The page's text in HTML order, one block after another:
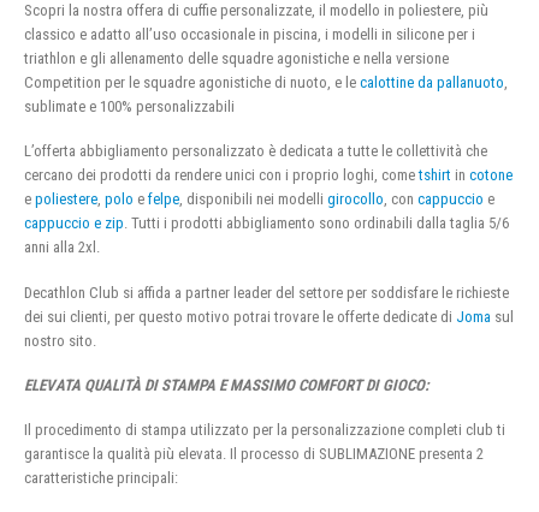
Scopri la nostra offera di cuffie personalizzate, il modello in poliestere, più
classico e adatto all’uso occasionale in piscina, i modelli in silicone per i
triathlon e gli allenamento delle squadre agonistiche e nella versione
Competition per le squadre agonistiche di nuoto, e le calottine da pallanuoto,
sublimate e 100% personalizzabili
L’offerta abbigliamento personalizzato è dedicata a tutte le collettività che
cercano dei prodotti da rendere unici con i proprio loghi, cometshirt in cotone
e poliestere, polo e felpe, disponibili nei modelli girocollo, con cappuccio e
cappuccio e zip. Tutti i prodotti abbigliamento sono ordinabili dalla taglia 5/6
anni alla 2xl.
Decathlon Club si affida a partner leader del settore per soddisfare le richieste
dei sui clienti, per questo motivo potrai trovare le offerte dedicate di Joma sul
nostro sito.
ELEVATA QUALITÀ DI STAMPA E MASSIMO COMFORT DI GIOCO:
Il procedimento di stampa utilizzato per la personalizzazione completi club ti
garantisce la qualità più elevata. Il processo di SUBLIMAZIONE presenta 2
caratteristiche principali: